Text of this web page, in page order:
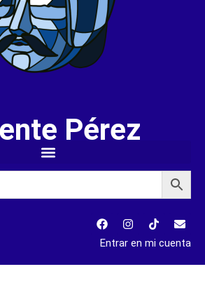
Pérez
Entrar en mi cuenta